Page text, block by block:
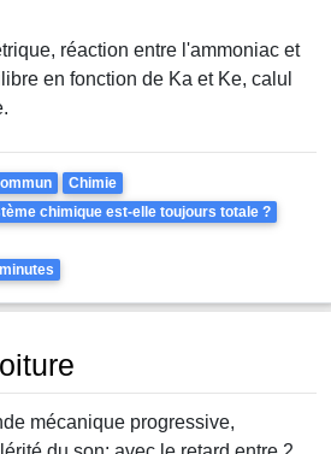
réaction entre l'ammoniac et
en fonction de Ka et Ke, calul
Chimie
chimique est-elle toujours totale ?
mécanique progressive,